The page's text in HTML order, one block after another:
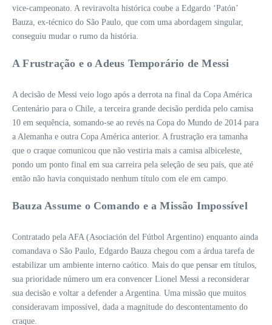
vice-campeonato. A reviravolta histórica coube a Edgardo ‘Patón’
Bauza, ex-técnico do São Paulo, que com uma abordagem singular,
conseguiu mudar o rumo da história.
A Frustração e o Adeus Temporário de Messi
A decisão de Messi veio logo após a derrota na final da Copa América
Centenário para o Chile, a terceira grande decisão perdida pelo camisa
10 em sequência, somando-se ao revés na Copa do Mundo de 2014 para
a Alemanha e outra Copa América anterior. A frustração era tamanha
que o craque comunicou que não vestiria mais a camisa albiceleste,
pondo um ponto final em sua carreira pela seleção de seu país, que até
então não havia conquistado nenhum título com ele em campo.
Bauza Assume o Comando e a Missão Impossível
Contratado pela AFA (Asociación del Fútbol Argentino) enquanto ainda
comandava o São Paulo, Edgardo Bauza chegou com a árdua tarefa de
estabilizar um ambiente interno caótico. Mais do que pensar em títulos,
sua prioridade número um era convencer Lionel Messi a reconsiderar
sua decisão e voltar a defender a Argentina. Uma missão que muitos
consideravam impossível, dada a magnitude do descontentamento do
craque.